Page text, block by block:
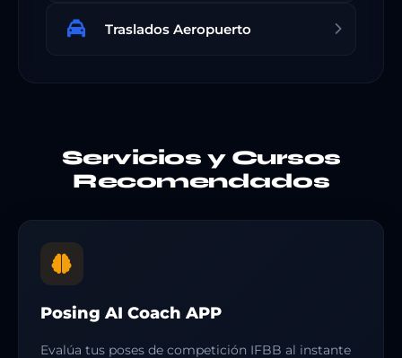
Traslados Aeropuerto
Servicios y Cursos
Recomendados
Posing AI Coach APP
Evalúa tus poses de competición IFBB al instante